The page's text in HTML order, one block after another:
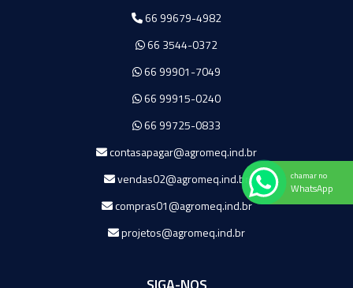
66 99679-4982
66 3544-0372
66 99901-7049
66 99915-0240
66 99725-0833
contasapagar@agromeq.ind.br
vendas02@agromeq.ind.br
compras01@agromeq.ind.br
projetos@agromeq.ind.br
chamar no
WhatsApp